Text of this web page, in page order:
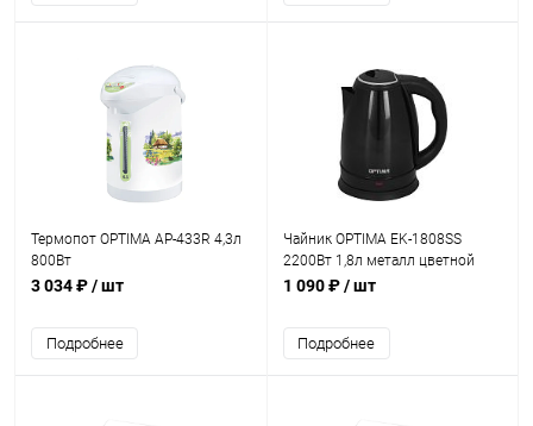
Термопот OPTIMA AP-433R 4,3л
800Вт
3 034 ₽/ шт
Подробнее
Чайник OPTIMA EK-1808SS
2200Вт 1,8л металл цветной
1 090 ₽/ шт
Подробнее